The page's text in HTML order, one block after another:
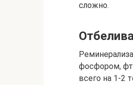
сложно.
фосфором,
всего на 1-2